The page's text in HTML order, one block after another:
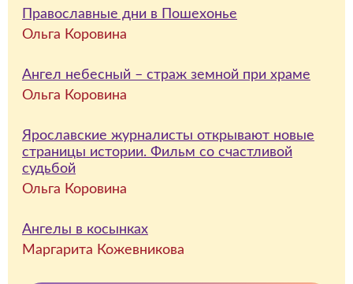
Православные дни в Пошехонье
Ольга Коровина
Ангел небесный – страж земной при храме
Ольга Коровина
Ярославские журналисты открывают новые
страницы истории. Фильм со счастливой
судьбой
Ольга Коровина
Ангелы в косынках
Маргарита Кожевникова